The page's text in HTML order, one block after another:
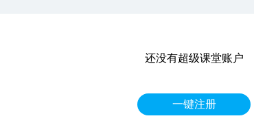
还没有超级课堂账户
一键注册